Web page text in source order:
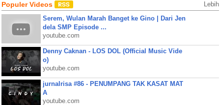
Populer Videos Lebih
Serem, Wulan Marah Banget ke Gino | Dari Jen
dela SMP Episode ...
youtube.com
Denny Caknan - LOS DOL (Official Music Vide
o)
youtube.com
jurnalrisa #86 - PENUMPANG TAK KASAT MAT
A
youtube.com